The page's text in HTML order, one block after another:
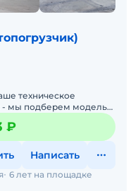
техническое
₽
Написать
6 лет на площадке